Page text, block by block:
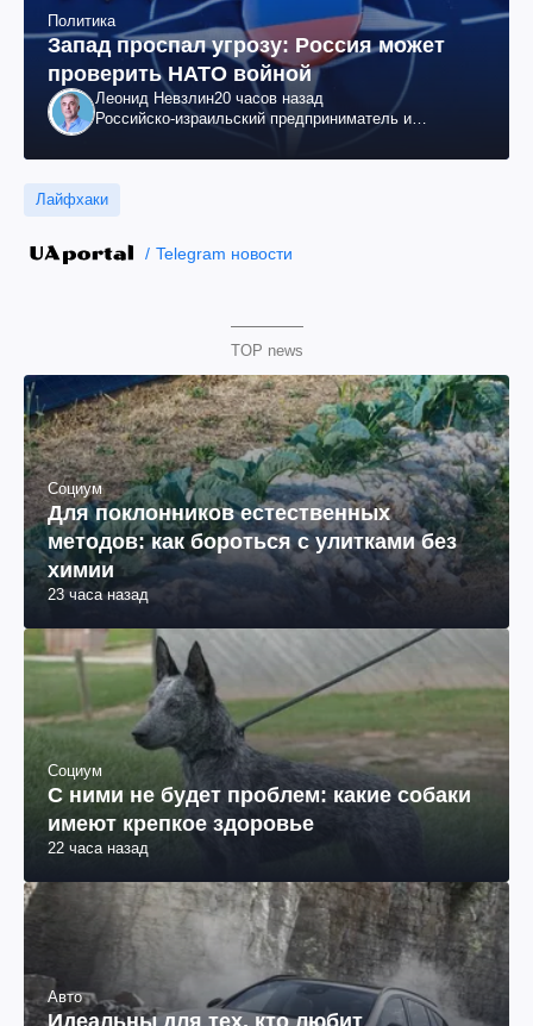
Политика
Запад проспал угрозу: Россия может
проверить НАТО войной
Леонид Невзлин20 часов назад
Российско-израильский предприниматель и
"ЮКОСа"
Лайфхаки
Telegram новости
TOP news
Социум
Для поклонников естественных
методов: как бороться с улитками без
химии
23 часа назад
Социум
С ними не будет проблем: какие собаки
имеют крепкое здоровье
22 часа назад
Авто
Идеальны для тех, кто любит